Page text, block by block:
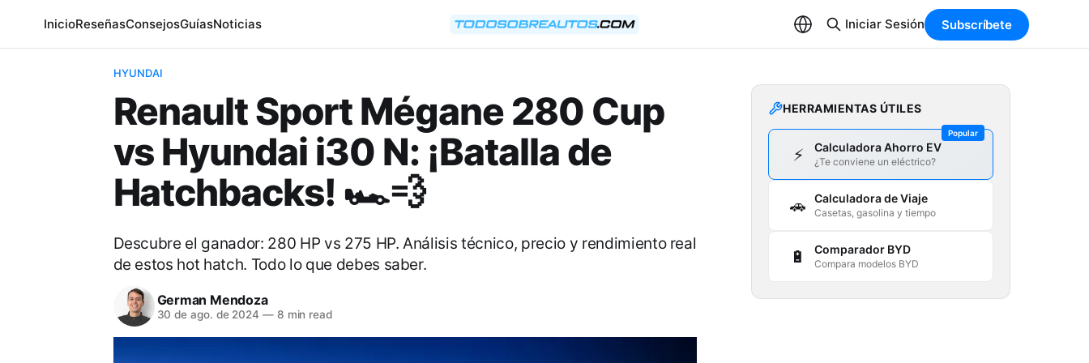
InicioReseñasConsejosGuíasNoticias Iniciar Sesión Subscríbete
HYUNDAI
Renault Sport Mégane 280 Cup
vs Hyundai i30 N: ¡Batalla de
Hatchbacks! 🏎️💨
Descubre el ganador: 280 HP vs 275 HP. Análisis técnico, precio y rendimiento real
de estos hot hatch. Todo lo que debes saber.
German Mendoza
30 de ago. de 2024 —8 min read
HERRAMIENTAS ÚTILES
Popular
⚡ Calculadora Ahorro EV
¿Te conviene un eléctrico?
🚗 Calculadora de Viaje
Casetas, gasolina y tiempo
🔋 Comparador BYD
Compara modelos BYD